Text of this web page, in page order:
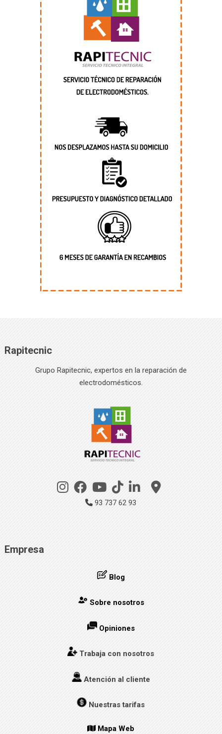
Rapitecnic
Grupo Rapitecnic, expertos en la reparación de
electrodomésticos.
93 737 62 93
Empresa
Blog
Sobre nosotros
Opiniones
Trabaja con nosotros
Atención al cliente
Nuestras tarifas
Mapa Web